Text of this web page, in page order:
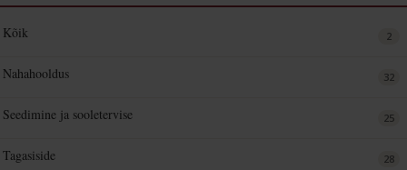
Kõik 2
Nahahooldus 32
Seedimine ja sooletervise 25
Tagasiside 28